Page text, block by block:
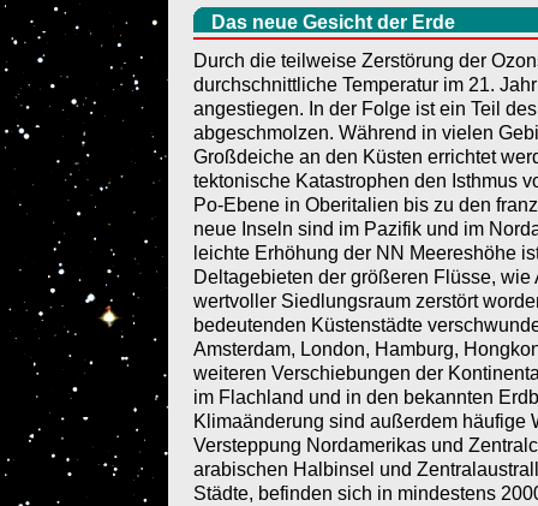
Das neue Gesicht der Erde
Durch die teilweise Zerstörung der
durchschnittliche Temperatur im 21.
angestiegen. In der Folge ist ein Teil
abgeschmolzen. Während in vielen
Großdeiche an den Küsten errichtet
tektonische Katastrophen den Isthmus
Po-Ebene in Oberitalien bis zu den
neue Inseln sind im Pazifik und im
leichte Erhöhung der NN Meereshöhe
Deltagebieten der größeren Flüsse,
wertvoller Siedlungsraum zerstört
bedeutenden Küstenstädte
Amsterdam, London, Hamburg,
weiteren Verschiebungen der
im Flachland und in den bekannten
Klimaänderung sind außerdem häufige
Versteppung Nordamerikas und
arabischen Halbinsel und
Städte, befinden sich in mindestens